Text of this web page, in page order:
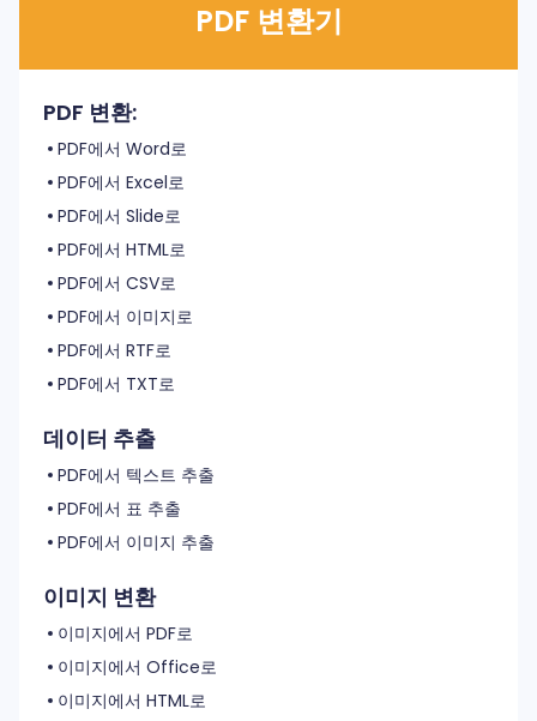
PDF 변환기
PDF 변환:
PDF에서 Word로
PDF에서 Excel로
PDF에서 Slide로
PDF에서 HTML로
PDF에서 CSV로
PDF에서 이미지로
PDF에서 RTF로
PDF에서 TXT로
데이터 추출
PDF에서 텍스트 추출
PDF에서 표 추출
PDF에서 이미지 추출
이미지 변환
이미지에서 PDF로
이미지에서 Office로
이미지에서 HTML로